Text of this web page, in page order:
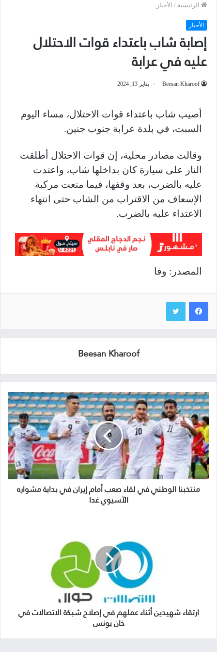
الرئيسية / الأخبار
الأخبار
إصابة شاب باعتداء قوات الاحتلال
عليه في عرابة
Beesan Kharoof يناير 13, 2024
أصيب شاب باعتداء قوات الاحتلال، مساء اليوم
السبت، في بلدة عرابة جنوب جنين.
وقالت مصادر محلية، إن قوات الاحتلال أطلقت
النار على سيارة كان بداخلها شاب، واعتدت
عليه بالضرب، بعد وقفها، فيما منعت مركبة
الإسعاف من الاقتراب من الشاب حتى انتهاء
الاعتداء عليه بالضرب.
المصدر: وفا
Beesan Kharoof
منتخبنا الوطني في لقاء صعب أمام إيران في بداية مشواره
الآسيوي غدا
ارتقاء شهيدين أثناء عملهم في إصلاح شبكة الاتصالات في
خان يونس